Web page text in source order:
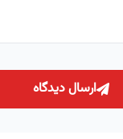
ارسال دیدگاه